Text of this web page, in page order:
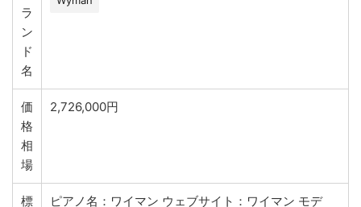
ラ
ン
ド
名
価
格
相
場
2,726,000円
標
ピアノ名：ワイマン ウェブサイト：ワイマン モデ